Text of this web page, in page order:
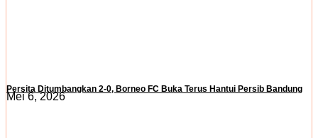
Persita Ditumbangkan 2-0, Borneo FC Buka Terus Hantui Persib Bandung
Mei 6, 2026